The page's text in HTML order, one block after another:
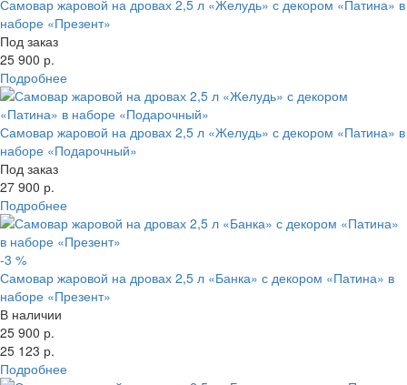
Самовар жаровой на дровах 2,5 л «Желудь» с декором «Патина» в
наборе «Презент»
Под заказ
25 900 р.
Подробнее
Самовар жаровой на дровах 2,5 л «Желудь» с декором «Патина» в
наборе «Подарочный»
Под заказ
27 900 р.
Подробнее
-3 %
Самовар жаровой на дровах 2,5 л «Банка» с декором «Патина» в
наборе «Презент»
В наличии
25 900 р.
25 123 р.
Подробнее